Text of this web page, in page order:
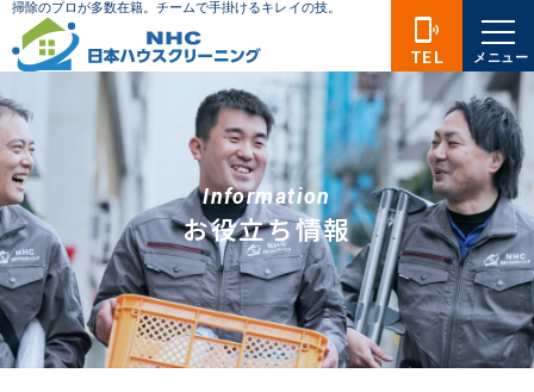
Information
お役立ち情報
phonelink_ring
TEL メニュー